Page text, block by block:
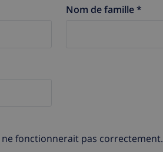
Nom de famille *
fonctionnerait pas correctement.